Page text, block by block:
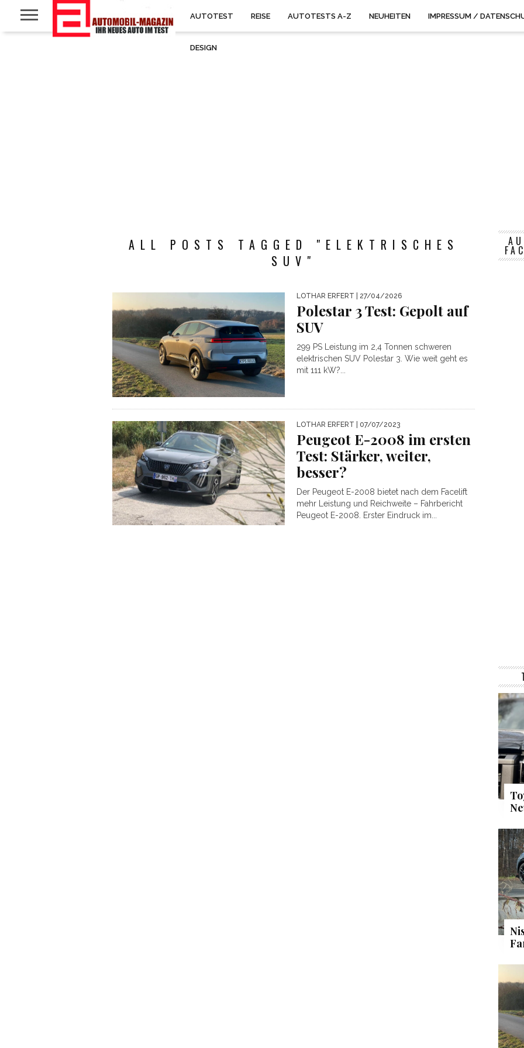
AUTOTEST REISE AUTOTESTS A-Z NEUHEITEN IMPRESSUM /
DESIGN
ALL POSTS TAGGED "ELEKTRISCHES
SUV"
LOTHAR ERFERT | 27/04/2026
Polestar 3 Test: Gepolt auf
SUV
299 PS Leistung im 2,4 Tonnen schweren
elektrischen SUV Polestar 3. Wie weit geht es
mit 111 kW?...
LOTHAR ERFERT | 07/07/2023
Peugeot E-2008 im ersten
Test: Stärker, weiter,
besser?
Der Peugeot E-2008 bietet nach dem Facelift
mehr Leistung und Reichweite – Fahrbericht
Peugeot E-2008. Erster Eindruck im...